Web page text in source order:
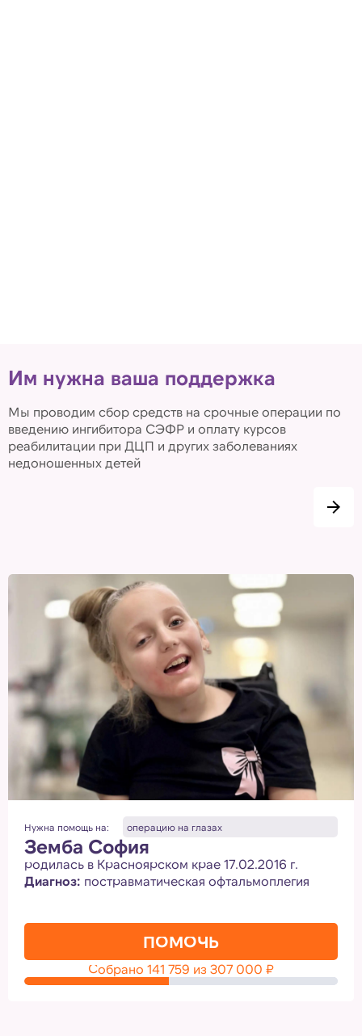
Им нужна ваша поддержка
Мы проводим сбор средств на срочные операции по
введению ингибитора СЭФР и оплату курсов
реабилитации при ДЦП и других заболеваниях
недоношенных детей
Нужна помощь на: операцию на глазах
Земба София
родилась в Красноярском крае 17.02.2016 г.
Диагноз: постравматическая офтальмоплегия
ПОМОЧЬ
Собрано 141 759 из 307 000 ₽